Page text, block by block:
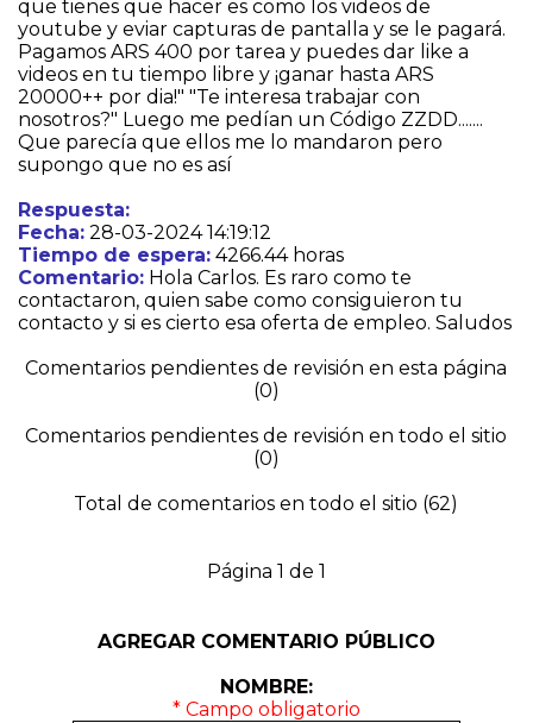
que tienes que hacer es como los videos de
youtube y eviar capturas de pantalla y se le pagará.
Pagamos ARS 400 por tarea y puedes dar like a
videos en tu tiempo libre y ¡ganar hasta ARS
20000++ por dia!" "Te interesa trabajar con
nosotros?" Luego me pedían un Código ZZDD.......
Que parecía que ellos me lo mandaron pero
supongo que no es así
Respuesta:
Fecha: 28-03-2024 14:19:12
Tiempo de espera: 4266.44 horas
Comentario: Hola Carlos. Es raro como te
contactaron, quien sabe como consiguieron tu
contacto y si es cierto esa oferta de empleo. Saludos
Comentarios pendientes de revisión en esta página
(0)
Comentarios pendientes de revisión en todo el sitio
(0)
Total de comentarios en todo el sitio (62)
Página 1 de 1
AGREGAR COMENTARIO PÚBLICO
NOMBRE:
* Campo obligatorio